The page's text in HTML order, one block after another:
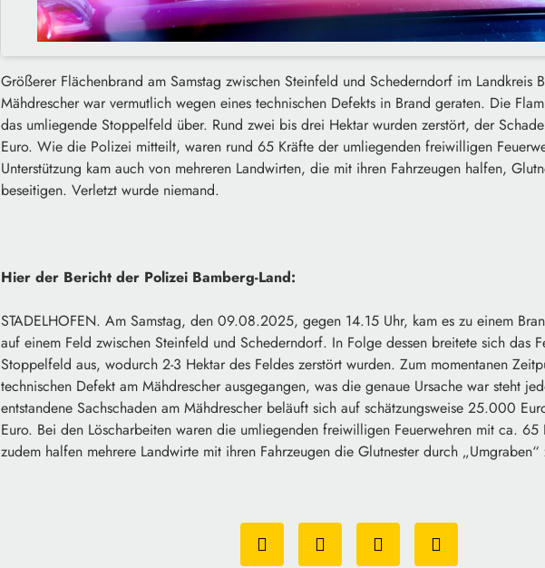
Größerer Flächenbrand am Samstag zwischen Steinfeld und Schederndorf im Landkreis
Mähdrescher war vermutlich wegen eines technischen Defekts in Brand geraten. Die
das umliegende Stoppelfeld über. Rund zwei bis drei Hektar wurden zerstört, der
Euro. Wie die Polizei mitteilt, waren rund 65 Kräfte der umliegenden freiwilligen
Unterstützung kam auch von mehreren Landwirten, die mit ihren Fahrzeugen halfen,
beseitigen. Verletzt wurde niemand.
Hier der Bericht der Polizei Bamberg-Land:
STADELHOFEN. Am Samstag, den 09.08.2025, gegen 14.15 Uhr, kam es zu einem
auf einem Feld zwischen Steinfeld und Schederndorf. In Folge dessen breitete sich das
Stoppelfeld aus, wodurch 2-3 Hektar des Feldes zerstört wurden. Zum momentanen
technischen Defekt am Mähdrescher ausgegangen, was die genaue Ursache war steht
entstandene Sachschaden am Mähdrescher beläuft sich auf schätzungsweise 25.000
Euro. Bei den Löscharbeiten waren die umliegenden freiwilligen Feuerwehren mit ca. 65
zudem halfen mehrere Landwirte mit ihren Fahrzeugen die Glutnester durch „Umgraben“